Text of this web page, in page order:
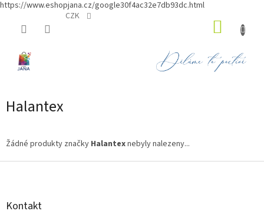
https://www.eshopjana.cz/google30f4ac32e7db93dc.html
CZK
Halantex
Žádné produkty značky Halantexnebyly nalezeny...
Z
Kontakt